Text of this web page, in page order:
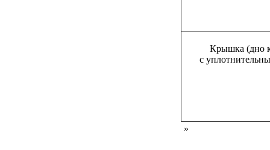
Крышка (дно
с
»